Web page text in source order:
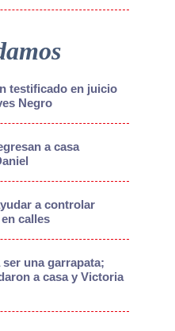
testificado en juicio
Negro
a casa
a controlar
calles
una garrapata;
a casa y Victoria